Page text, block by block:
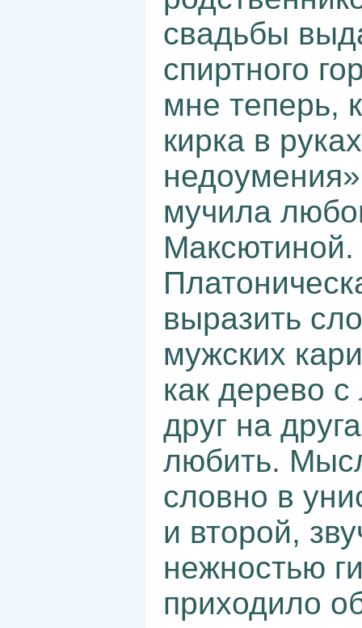
свадьбы
спиртного
мне теперь,
кирка в
мучила
Максютиной.
выразить
мужских
как дерево
друг на
любить.
словно в
и второй,
нежностью
приходило